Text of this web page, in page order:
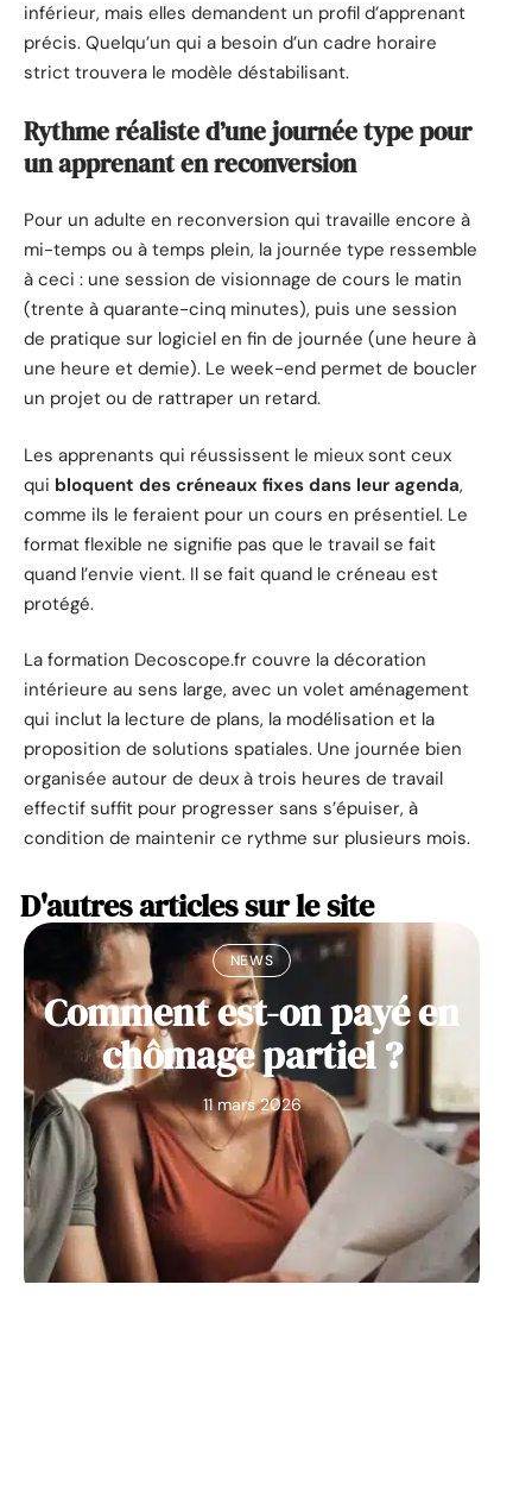
inférieur, mais elles demandent un profil d’apprenant
précis. Quelqu’un qui a besoin d’un cadre horaire
strict trouvera le modèle déstabilisant.
Rythme réaliste d’une journée type pour
un apprenant en reconversion
Pour un adulte en reconversion qui travaille encore à
mi-temps ou à temps plein, la journée type ressemble
à ceci : une session de visionnage de cours le matin
(trente à quarante-cinq minutes), puis une session
de pratique sur logiciel en fin de journée (une heure à
une heure et demie). Le week-end permet de boucler
un projet ou de rattraper un retard.
Les apprenants qui réussissent le mieux sont ceux
qui bloquent des créneaux fixes dans leur agenda,
comme ils le feraient pour un cours en présentiel. Le
format flexible ne signifie pas que le travail se fait
quand l’envie vient. Il se fait quand le créneau est
protégé.
La formation Decoscope.fr couvre la décoration
intérieure au sens large, avec un volet aménagement
qui inclut la lecture de plans, la modélisation et la
proposition de solutions spatiales. Une journée bien
organisée autour de deux à trois heures de travail
effectif suffit pour progresser sans s’épuiser, à
condition de maintenir ce rythme sur plusieurs mois.
D'autres articles sur le site
NEWS
Comment est-on payé en
chômage partiel ?
11 mars 2026